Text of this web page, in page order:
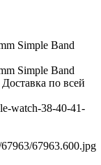
Simple Band
Simple Band
по всей
watch-38-40-41-
67963.600.jpg